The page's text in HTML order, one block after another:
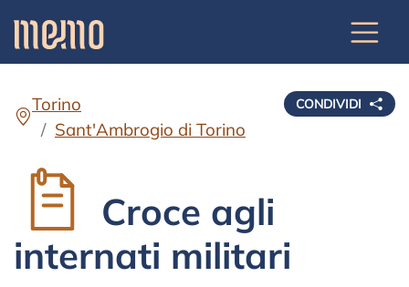
CONDIVIDI
Torino
Sant'Ambrogio di Torino
Croce agli
internati militari